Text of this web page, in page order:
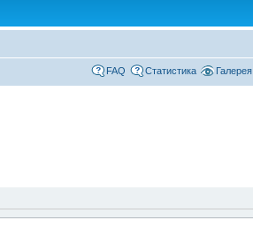
FAQ Статистика Галерея